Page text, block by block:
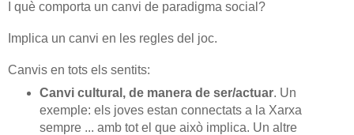
I què comporta un canvi de paradigma social?
Implica un canvi en les regles del joc.
Canvis en tots els sentits:
Canvi cultural, de manera de ser/actuar. Un
exemple: els joves estan connectats a la Xarxa
sempre ... amb tot el que això implica. Un altre